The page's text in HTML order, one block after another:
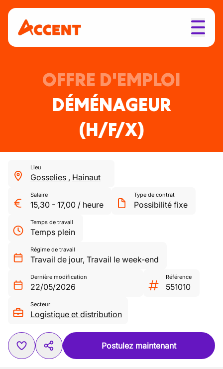
OFFRE D'EMPLOI
DÉMÉNAGEUR
(H/F/X)
Lieu
Gosselies , Hainaut
Salaire
15,30 - 17,00 / heure
Type de contrat
Possibilité fixe
Temps de travail
Temps plein
Régime de travail
Travail de jour, Travail le week-end
Dernière modification
22/05/2026
Référence
551010
Secteur
Logistique et distribution
Postulez maintenant